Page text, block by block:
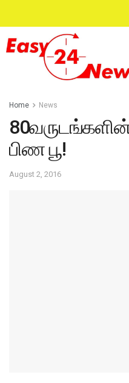
Home News
பிண பூ!
August 2, 2016